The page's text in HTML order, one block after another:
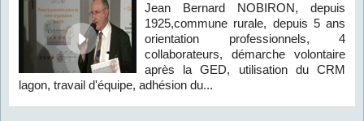
Jean Bernard NOBIRON, depuis
1925,commune rurale, depuis 5 ans
orientation professionnels, 4
collaborateurs, démarche volontaire
après la GED, utilisation du CRM
lagon, travail d'équipe, adhésion du...